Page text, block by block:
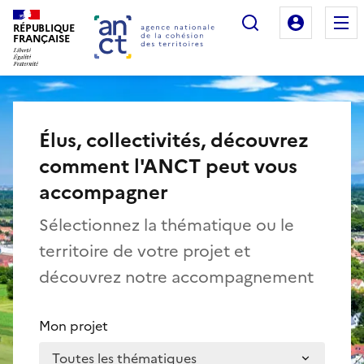
RÉPUBLIQUE
FRANÇAISE Agence nationale de la cohésion des
Rechercher
Mon
Élus, collectivités, découvrez
comment l'ANCT peut vous
accompagner
Sélectionnez la thématique ou le
territoire de votre projet et
découvrez notre accompagnement
Mon projet